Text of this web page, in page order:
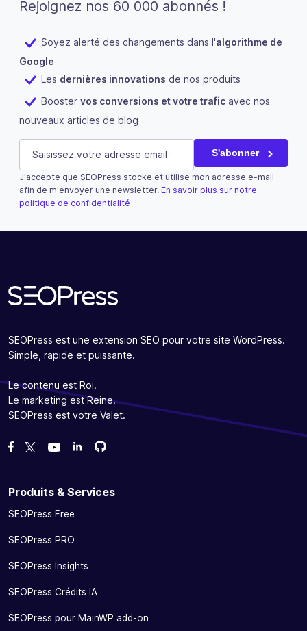
Rejoignez nos 60 000 abonnés !
Soyez alerté des changements dans l'algorithme de
Google
Les dernières innovations de nos produits
Booster vos conversions et votre trafic avec nos
nouveaux articles de blog
X/Twitter
Ce champ n’est utilisé qu’à des fins de validation et
E-mail (Nécessaire) S'abonner
J'accepte que SEOPress stocke et utilise mon adresse e-mail
afin de m'envoyer une newsletter. En savoir plus sur notre
politique de confidentialité
SEOPress est une extension SEO pour votre site WordPress.
Simple, rapide et puissante.
Le contenu est Roi.
Le marketing est Reine.
SEOPress est votre Valet.
Likez notre page Facebook
Suivez-nous sur Twitter
Nous voir sur YouTube
Forcez-nous sur GitHub
Forcez-nous sur GitHub
Produits & Services
SEOPress Free
SEOPress PRO
SEOPress Insights
SEOPress Crédits IA
SEOPress pour MainWP add-on